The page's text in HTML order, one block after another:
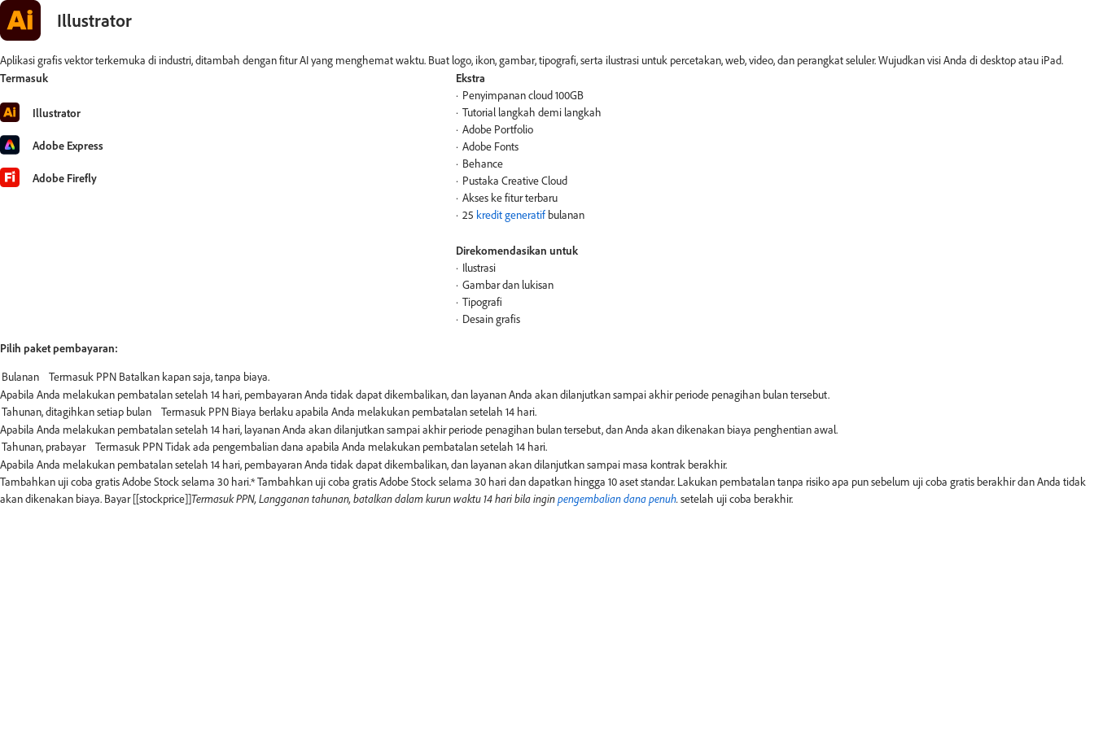
Illustrator
Aplikasi grafis vektor terkemuka di industri, ditambah dengan fitur AI yang menghemat waktu. Buat logo, ikon, gambar, tipografi, serta ilustrasi untuk percetakan, web, video, dan perangkat seluler. Wujudkan visi Anda di desktop atau iPad.
Termasuk
Illustrator
Adobe Express
Adobe Firefly
Ekstra
Penyimpanan cloud 100GB
Tutorial langkah demi langkah
Adobe Portfolio
Adobe Fonts
Behance
Pustaka Creative Cloud
Akses ke fitur terbaru
25 kredit generatif bulanan
Direkomendasikan untuk
Ilustrasi
Gambar dan lukisan
Tipografi
Desain grafis
Pilih paket pembayaran:
Apabila Anda melakukan pembatalan setelah 14 hari, pembayaran Anda tidak dapat dikembalikan, dan layanan Anda akan dilanjutkan sampai akhir periode penagihan bulan tersebut.
Apabila Anda melakukan pembatalan setelah 14 hari, layanan Anda akan dilanjutkan sampai akhir periode penagihan bulan tersebut, dan Anda akan dikenakan biaya penghentian awal.
Apabila Anda melakukan pembatalan setelah 14 hari, pembayaran Anda tidak dapat dikembalikan, dan layanan akan dilanjutkan sampai masa kontrak berakhir.
Tambahkan uji coba gratis Adobe Stock selama 30 hari.*Tambahkan uji coba gratis Adobe Stock selama 30 hari dan dapatkan hingga 10 aset standar. Lakukan pembatalan tanpa risiko apa pun sebelum uji coba gratis berakhir dan Anda tidak
akan dikenakan biaya. Bayar [[stockprice]]Termasuk PPN, Langganan tahunan, batalkan dalam kurun waktu 14 hari bila inginpengembalian dana penuh​.setelah uji coba berakhir.